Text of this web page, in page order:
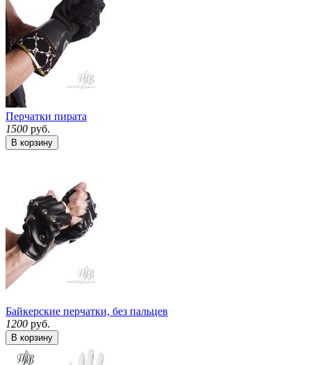
Перчатки пирата
1500 руб.
В корзину
Байкерские перчатки, без пальцев
1200 руб.
В корзину